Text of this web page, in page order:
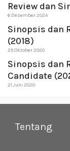
Review dan
6 Desember 2024
Sinopsis dan
(2018)
25 Oktober 2020
Sinopsis dan
Candidate
21 Juni 2020
Tentang